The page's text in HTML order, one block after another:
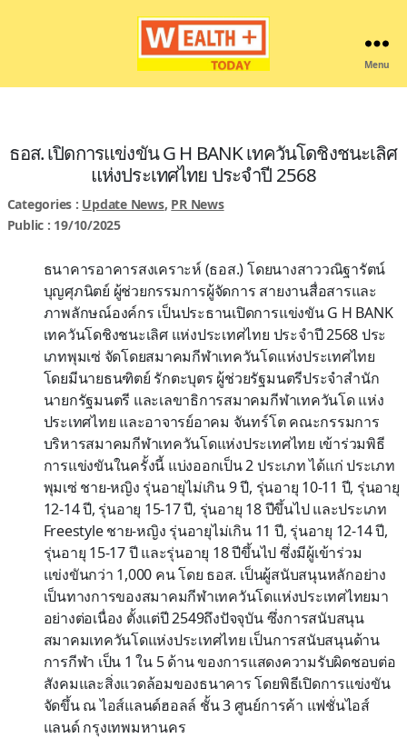
Menu
ธอส. เปิดการแข่งขัน G H BANK เทควันโดชิงชนะเลิศ
แห่งประเทศไทย ประจำปี 2568
Categories : Update News, PR News
Public : 19/10/2025
ธนาคารอาคารสงเคราะห์ (ธอส.) โดยนางสาววณิฐารัตน์
บุญศุภนิตย์ ผู้ช่วยกรรมการผู้จัดการ สายงานสื่อสารและ
ภาพลักษณ์องค์กร เป็นประธานเปิดการแข่งขัน G H BANK
เทควันโดชิงชนะเลิศ แห่งประเทศไทย ประจำปี 2568 ประ
เภทพุมเซ่ จัดโดยสมาคมกีฬาเทควันโดแห่งประเทศไทย
โดยมีนายธนฑิตย์ รักตะบุตร ผู้ช่วยรัฐมนตรีประจำสำนัก
นายกรัฐมนตรี และเลขาธิการสมาคมกีฬาเทควันโด แห่ง
ประเทศไทย และอาจารย์อาคม จันทร์โต คณะกรรมการ
บริหารสมาคมกีฬาเทควันโดแห่งประเทศไทย เข้าร่วมพิธี
การแข่งขันในครั้งนี้ แบ่งออกเป็น 2 ประเภท ได้แก่ ประเภท
พุมเซ่ ชาย-หญิง รุ่นอายุไม่เกิน 9 ปี, รุ่นอายุ 10-11 ปี, รุ่นอายุ
12-14 ปี, รุ่นอายุ 15-17 ปี, รุ่นอายุ 18 ปีขึ้นไป และประเภท
Freestyle ชาย-หญิง รุ่นอายุไม่เกิน 11 ปี, รุ่นอายุ 12-14 ปี,
รุ่นอายุ 15-17 ปี และรุ่นอายุ 18 ปีขึ้นไป ซึ่งมีผู้เข้าร่วม
แข่งขันกว่า 1,000 คน โดย ธอส. เป็นผู้สนับสนุนหลักอย่าง
เป็นทางการของสมาคมกีฬาเทควันโดแห่งประเทศไทยมา
อย่างต่อเนื่อง ตั้งแต่ปี 2549ถึงปัจจุบัน ซึ่งการสนับสนุน
สมาคมเทควันโดแห่งประเทศไทย เป็นการสนับสนุนด้าน
การกีฬา เป็น 1 ใน 5 ด้าน ของการแสดงความรับผิดชอบต่อ
สังคมและสิ่งแวดล้อมของธนาคาร โดยพิธีเปิดการแข่งขัน
จัดขึ้น ณ ไอส์แลนด์ฮอลล์ ชั้น 3 ศูนย์การค้า แฟชั่นไอส์
แลนด์ กรุงเทพมหานคร